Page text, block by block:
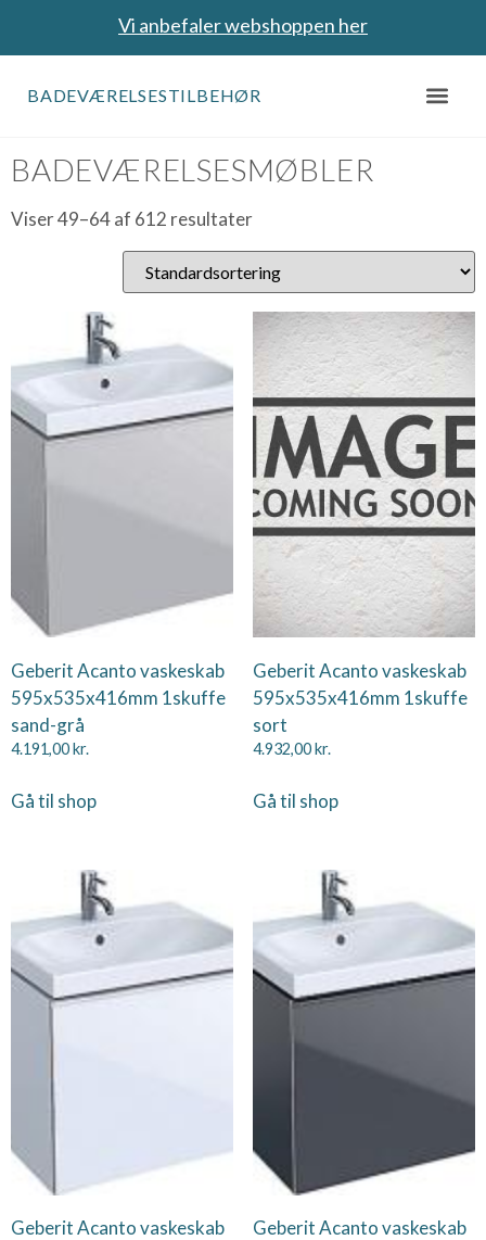
Vi anbefaler webshoppen her
BADEVÆRELSESTILBEHØR
BADEVÆRELSESMØBLER
Viser 49–64 af 612 resultater
Geberit Acanto vaskeskab
595x535x416mm 1skuffe
sand-grå
4.191,00kr.
Gå til shop
Geberit Acanto vaskeskab
595x535x416mm 1skuffe
sort
4.932,00kr.
Gå til shop
Geberit Acanto vaskeskab
Geberit Acanto vaskeskab